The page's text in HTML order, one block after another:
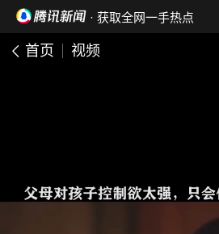
· 获取全网一手热点
首页 视频